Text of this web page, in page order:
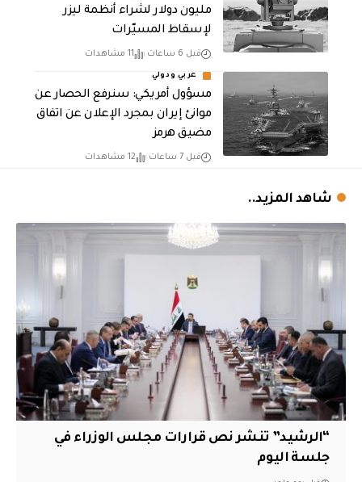
مليون دولار لشراء أنظمة ليزر
لإسقاط المسيّرات
قبل 6 ساعات 11 مشاهدات
عربي ودولي
مسؤول أمريكي: سنرفع الحصار عن
موانئ إيران بمجرد الإعلان عن اتفاق
مضيق هرمز
قبل 7 ساعات 12 مشاهدات
شاهد المزيد..
“الرشيد” تنشر نص قرارات مجلس الوزراء في
جلسة اليوم